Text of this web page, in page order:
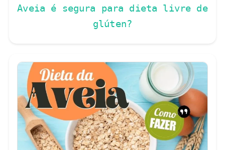
Aveia é segura para dieta livre de
glúten?